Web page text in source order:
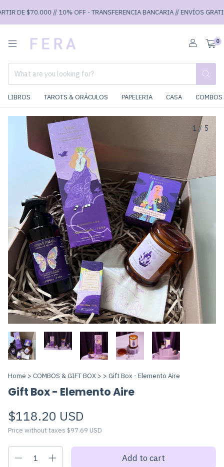
DE $70.000 // 10% OFF - TRANSFERENCIA BANCARIA // ENVÍOS
0
LIBROS TAROTS & ORÁCULOS PAPELERIA CASA
1 / 5
Home > COMBOS & GIFT BOX > > Gift Box - Elemento Aire
Gift Box - Elemento Aire
$118.20 USD
Price without taxes $97.69 USD